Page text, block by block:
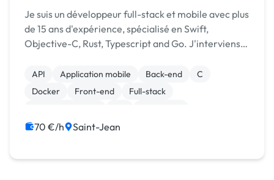
Je suis un développeur full-stack et mobile avec plus
de 15 ans d'expérience, spécialisé en Swift,
Objective-C, Rust, Typescript and Go. J'interviens
concevoir leur MVP, résoudre leurs problématiques
te...
API Application mobile Back-end
C
Docker
Front-end
Full-stack
70 €/h Saint-Jean